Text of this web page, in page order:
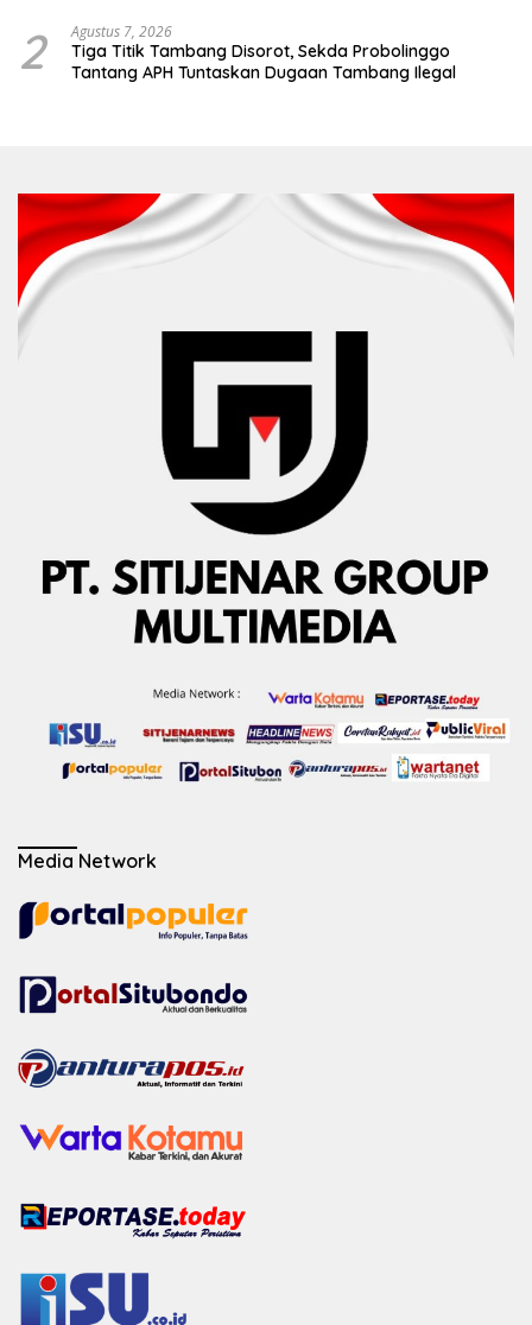
2 Agustus 7, 2026
Tiga Titik Tambang Disorot, Sekda Probolinggo
Tantang APH Tuntaskan Dugaan Tambang Ilegal
Media Network